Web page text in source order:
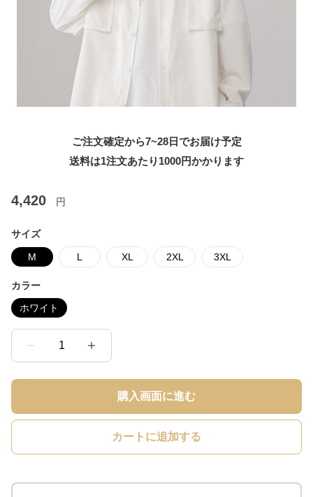
ご注文確定から7~28日でお届け予定
送料は1注文あたり 1000円かかります
4,420 円
サイズ
M L XL 2XL 3XL
カラー
ホワイト
1
購入画面に進む
カートに追加する